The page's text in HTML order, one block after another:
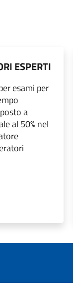
ESPERTI
esami per
a
al 50% nel